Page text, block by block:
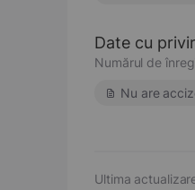
Date cu
Numărul de
Nu are
Ultima